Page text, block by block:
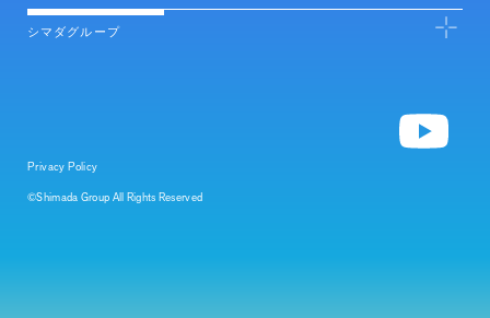
シマダグループ
Privacy Policy
©Shimada Group All Rights Reserved